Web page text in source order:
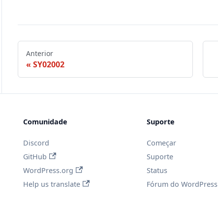
Anterior
SY02002
Comunidade
Discord
GitHub
WordPress.org
Help us translate
Suporte
Começar
Suporte
Status
Fórum do WordPress